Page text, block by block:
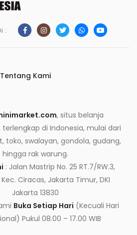
:
Tentang Kami
, situs belanja
di Indonesia, mulai dari
toko, swalayan, gondola, gudang,
hingga rak warung.
: Jalan Mastrip No. 25 RT.7/RW.3,
Ciracas, Jakarta Timur, DKI
Jakarta 13830
Buka Setiap Hari (Kecuali Hari
Pukul 08.00 – 17.00 WIB